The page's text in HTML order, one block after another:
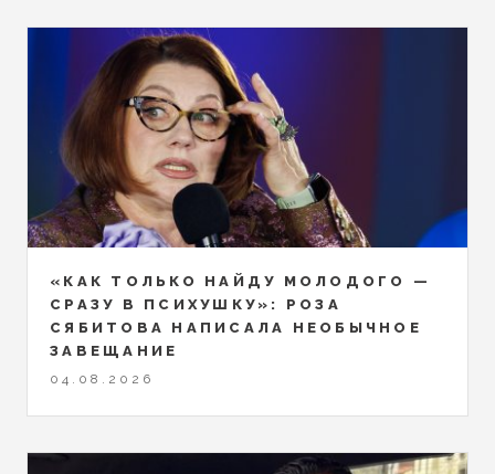
«КАК ТОЛЬКО НАЙДУ МОЛОДОГО —
СРАЗУ В ПСИХУШКУ»: РОЗА
СЯБИТОВА НАПИСАЛА НЕОБЫЧНОЕ
ЗАВЕЩАНИЕ
04.08.2026